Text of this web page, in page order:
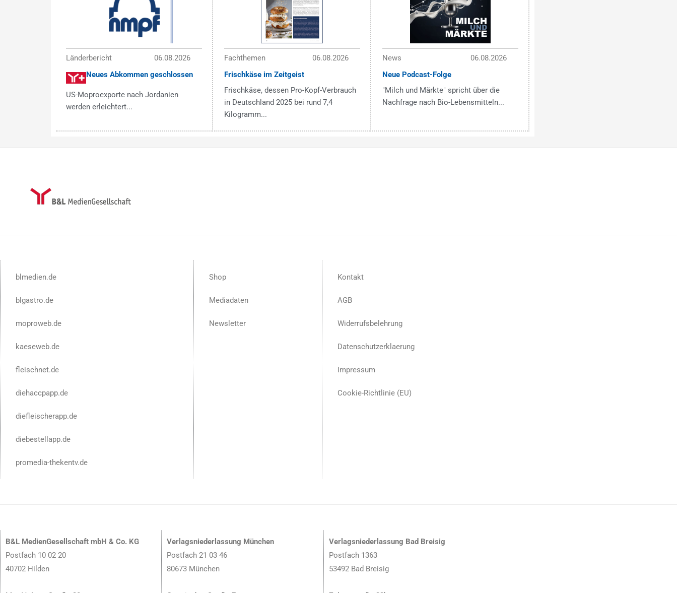
Länderbericht
06.08.2026
Neues Abkommen geschlossen
US-Moproexporte nach Jordanien
werden erleichtert...
Fachthemen
06.08.2026
Frischkäse im Zeitgeist
Frischkäse, dessen Pro-Kopf-Verbrauch
in Deutschland 2025 bei rund 7,4
Kilogramm...
News
06.08.2026
Neue Podcast-Folge
"Milch und Märkte" spricht über die
Nachfrage nach Bio-Lebensmitteln...
blmedien.de
blgastro.de
moproweb.de
kaeseweb.de
fleischnet.de
diehaccpapp.de
diefleischerapp.de
diebestellapp.de
promedia-thekentv.de
Shop
Mediadaten
Newsletter
Kontakt
AGB
Widerrufsbelehrung
Datenschutzerklaerung
Impressum
Cookie-Richtlinie (EU)
B&L MedienGesellschaft mbH & Co. KG
Postfach 10 02 20
40702 Hilden
Verlagsniederlassung München
Postfach 21 03 46
80673 München
Verlagsniederlassung Bad Breisig
Postfach 1363
53492 Bad Breisig